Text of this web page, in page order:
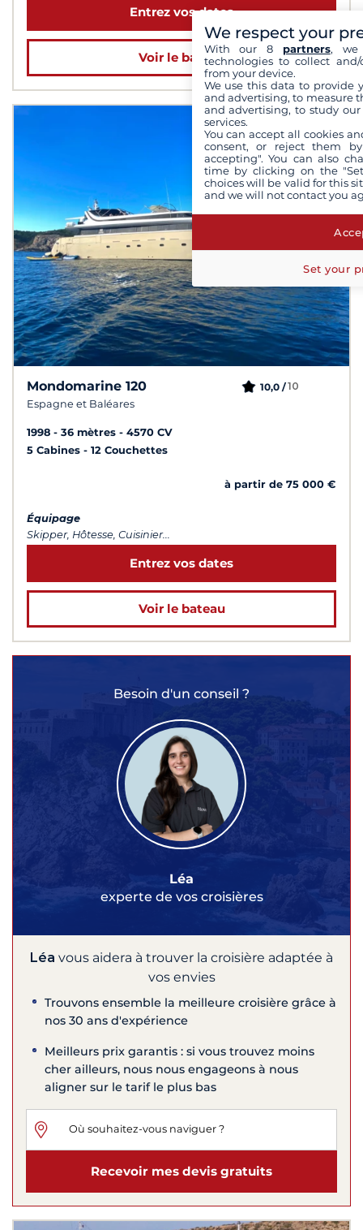
Entrez vos dates
Voir le bateau
Mondomarine 120
Espagne et Baléares
10,0 /10
1998 36 mètres
4570 CV
5 Cabines
12 Couchettes
à partir de 75 000 €
Équipage
Skipper, Hôtesse, Cuisinier...
Entrez vos dates
Voir le bateau
Besoin d'un conseil ?
Léa
experte de vos croisières
Léa vous aidera à trouver la croisière adaptée à
vos envies
Trouvons ensemble la meilleure croisière grâce à
nos 30 ans d'expérience
Meilleurs prix garantis : si vous trouvez moins
cher ailleurs, nous nous engageons à nous
aligner sur le tarif le plus bas
Recevoir mes devis gratuits
We respect your
With our 8 partners, we
technologies to collect
from your device.
We use this data to provide
and advertising, to measure
and advertising, to study
services.
You can accept all cookies
consent, or reject them
accepting". You can also
time by clicking on the
choices will be valid for this
and we will not contact you
Set your